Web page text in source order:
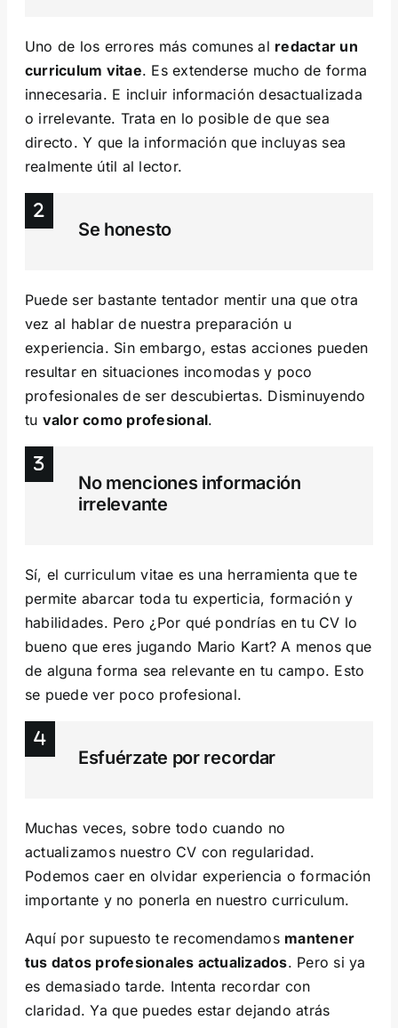
Uno de los errores más comunes al redactar un
curriculum vitae. Es extenderse mucho de forma
innecesaria. E incluir información desactualizada
o irrelevante. Trata en lo posible de que sea
directo. Y que la información que incluyas sea
realmente útil al lector.
Se honesto
Puede ser bastante tentador mentir una que otra
vez al hablar de nuestra preparación u
experiencia. Sin embargo, estas acciones pueden
resultar en situaciones incomodas y poco
profesionales de ser descubiertas. Disminuyendo
tu valor como profesional.
No menciones información
irrelevante
Sí, el curriculum vitae es una herramienta que te
permite abarcar toda tu experticia, formación y
habilidades. Pero ¿Por qué pondrías en tu CV lo
bueno que eres jugando Mario Kart? A menos que
de alguna forma sea relevante en tu campo. Esto
se puede ver poco profesional.
Esfuérzate por recordar
Muchas veces, sobre todo cuando no
actualizamos nuestro CV con regularidad.
Podemos caer en olvidar experiencia o formación
importante y no ponerla en nuestro curriculum.
Aquí por supuesto te recomendamos mantener
tus datos profesionales actualizados. Pero si ya
es demasiado tarde. Intenta recordar con
claridad. Ya que puedes estar dejando atrás